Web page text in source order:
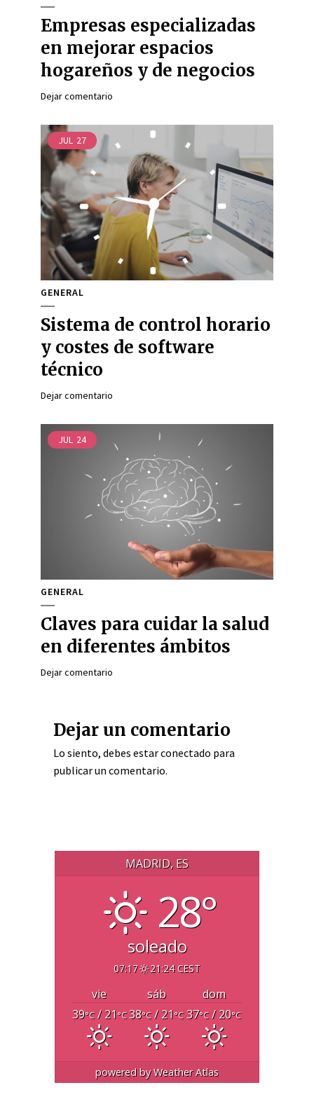
Empresas especializadas
en mejorar espacios
hogareños y de negocios
Dejar comentario
JUL 27
GENERAL
Sistema de control horario
y costes de software
técnico
Dejar comentario
JUL 24
GENERAL
Claves para cuidar la salud
en diferentes ámbitos
Dejar comentario
Dejar un comentario
Lo siento, debes estarconectado para
publicar un comentario.
MADRID, ES
28°
soleado
07:17 21:24 CEST
vie sáb
dom
39°C/ 21°C38°C/ 21°C 37°C/ 20°C
powered byWeather Atlas